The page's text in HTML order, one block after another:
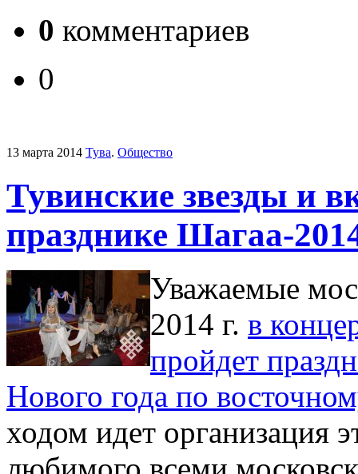
0 комментариев
0
13 марта 2014 Тува. Общество
Тувинские звезды и
празднике Шагаа-
Уважаемые
2014 г. в
пройдет
Нового года по
ходом идет организация